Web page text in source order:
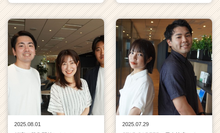
2025.08.01
2025.07.29